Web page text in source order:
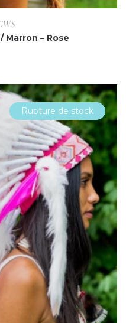
Marron – Rose
Rupture de stock